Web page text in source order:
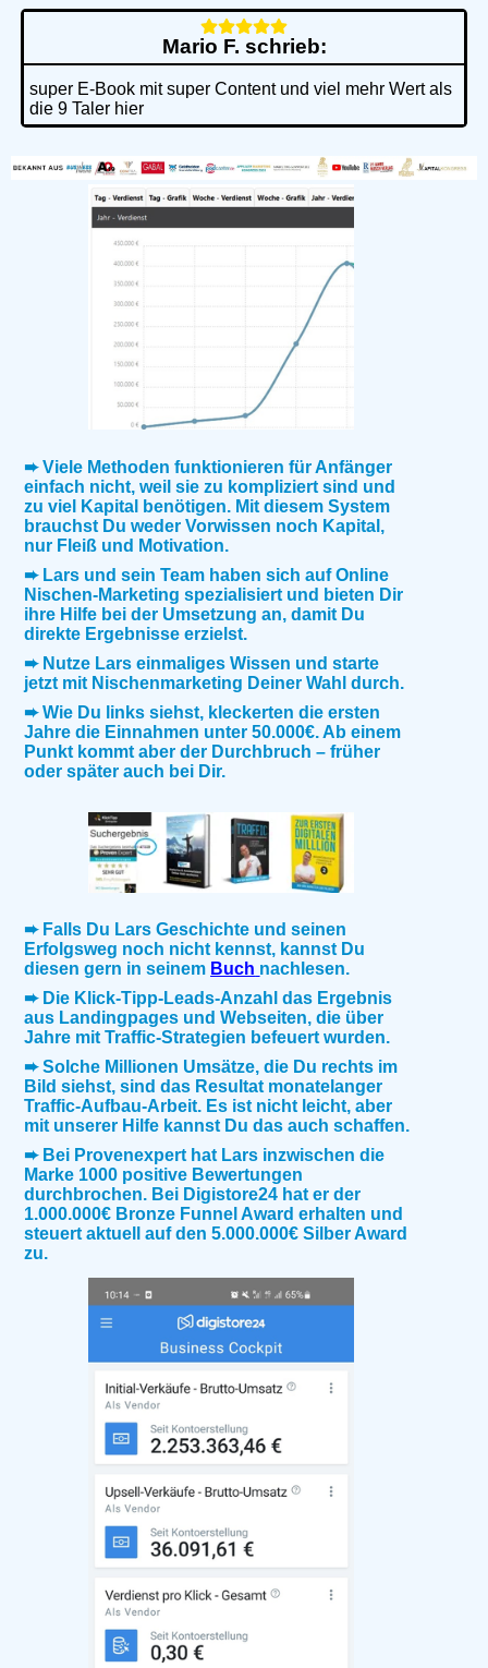
Mario F. schrieb:
super E-Book mit super Content und viel mehr Wert als
die 9 Taler hier
➨ Viele Methoden funktionieren für Anfänger
einfach nicht, weil sie zu kompliziert sind und
zu viel Kapital benötigen. Mit diesem System
brauchst Du weder Vorwissen noch Kapital,
nur Fleiß und Motivation.
➨ Lars und sein Team haben sich auf Online
Nischen-Marketing spezialisiert und bieten Dir
ihre Hilfe bei der Umsetzung an, damit Du
direkte Ergebnisse erzielst.
➨ Nutze Lars einmaliges Wissen und starte
jetzt mit Nischenmarketing Deiner Wahl durch.
➨ Wie Du links siehst, kleckerten die ersten
Jahre die Einnahmen unter 50.000€. Ab einem
Punkt kommt aber der Durchbruch – früher
oder später auch bei Dir.
➨ Falls Du Lars Geschichte und seinen
Erfolgsweg noch nicht kennst, kannst Du
diesen gern in seinem Buch nachlesen.
➨ Die Klick-Tipp-Leads-Anzahl das Ergebnis
aus Landingpages und Webseiten, die über
Jahre mit Traffic-Strategien befeuert wurden.
➨ Solche Millionen Umsätze, die Du rechts im
Bild siehst, sind das Resultat monatelanger
Traffic-Aufbau-Arbeit. Es ist nicht leicht, aber
mit unserer Hilfe kannst Du das auch schaffen.
➨ Bei Provenexpert hat Lars inzwischen die
Marke 1000 positive Bewertungen
durchbrochen. Bei Digistore24 hat er der
1.000.000€ Bronze Funnel Award erhalten und
steuert aktuell auf den 5.000.000€ Silber Award
zu.